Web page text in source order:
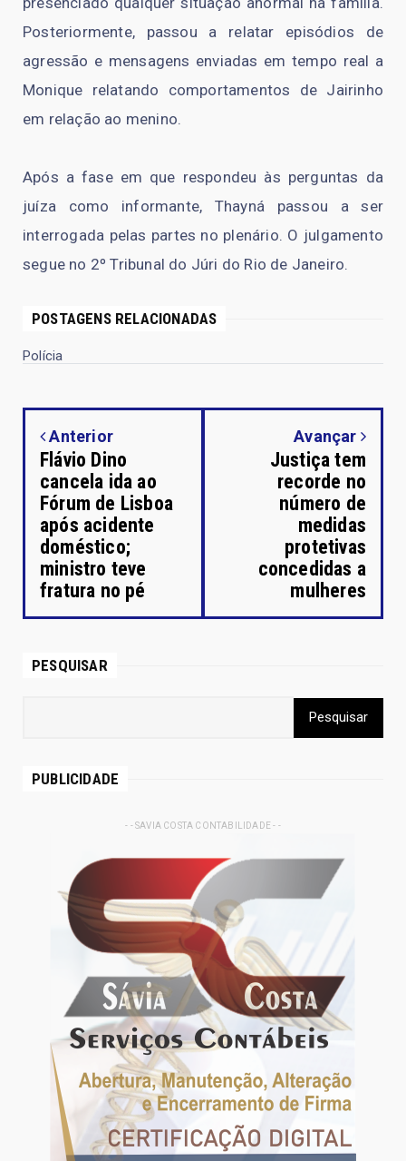
Posteriormente, passou a relatar episódios de
agressão e mensagens enviadas em tempo real a
Monique relatando comportamentos de Jairinho
em relação ao menino.
Após a fase em que respondeu às perguntas da
juíza como informante, Thayná passou a ser
interrogada pelas partes no plenário. O julgamento
segue no 2º Tribunal do Júri do Rio de Janeiro.
POSTAGENS RELACIONADAS
Polícia
Anterior
Flávio Dino
cancela ida ao
Fórum de Lisboa
após acidente
doméstico;
ministro teve
fratura no pé
Avançar
Justiça tem
recorde no
número de
medidas
protetivas
concedidas a
mulheres
PESQUISAR
PUBLICIDADE
- - SAVIA COSTA CONTABILIDADE - -